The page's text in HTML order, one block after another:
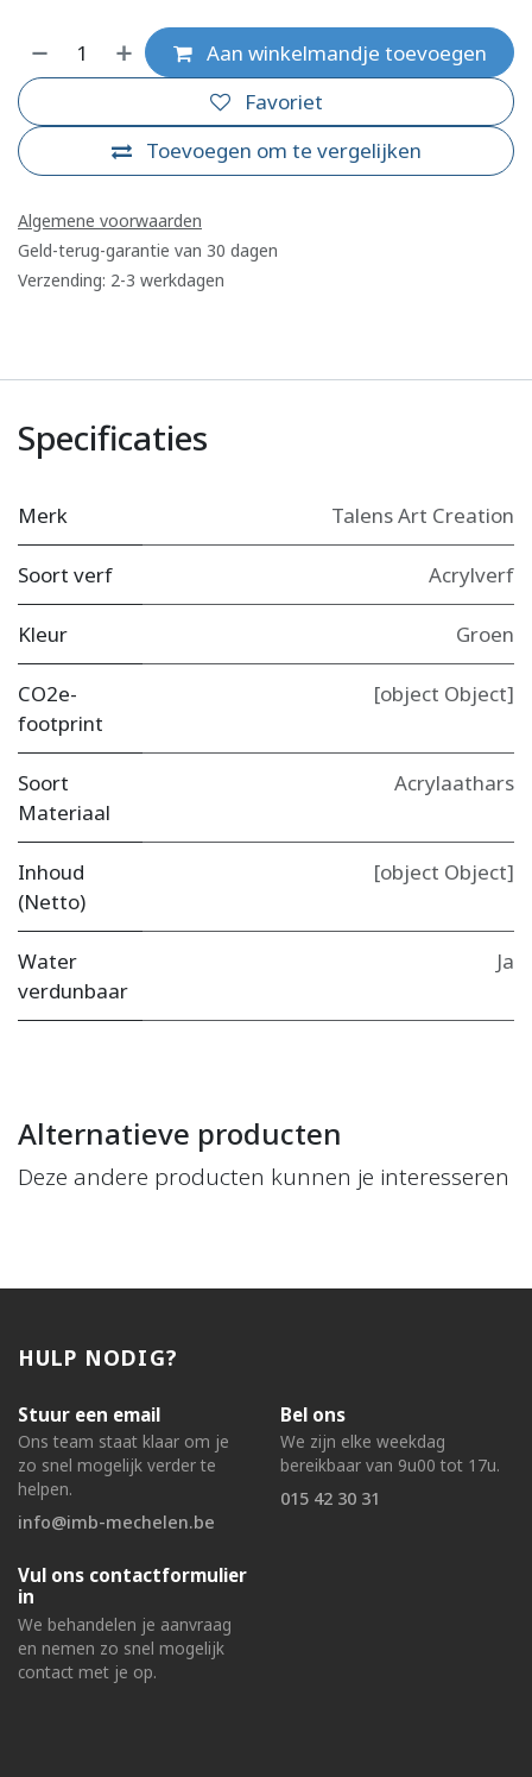
Aan winkelmandje toevoegen
Toevoegen om te vergelijken
Favoriet
Algemene voorwaarden
Geld-terug-garantie van 30 dagen
Verzending: 2-3 werkdagen
Specificaties
Merk Talens Art Creation
Soort verf Acrylverf
Kleur Groen
CO2e-
footprint
[object Object]
Soort
Materiaal
Acrylaathars
Inhoud
(Netto)
[object Object]
Water
verdunbaar
Ja
Alternatieve producten
Deze andere producten kunnen je interesseren
HULP NODIG?
Stuur een email
Ons team staat klaar om je
zo snel mogelijk verder te
helpen.
info@imb-mechelen.be
Bel ons
We zijn elke weekdag
bereikbaar van 9u00 tot 17u.
015 42 30 31
Vul ons contactformulier
in
We behandelen je aanvraag
en nemen zo snel mogelijk
contact met je op.